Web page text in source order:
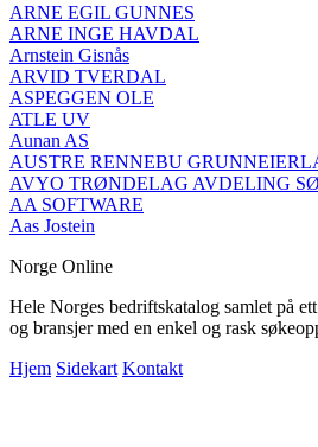
ARNE EGIL GUNNES
ARNE INGE HAVDAL
Arnstein Gisnås
ARVID TVERDAL
ASPEGGEN OLE
ATLE UV
Aunan AS
AUSTRE RENNEBU
AVYO TRØNDELAG AVDELING
AA SOFTWARE
Aas Jostein
Norge Online
Hele Norges bedriftskatalog samlet på
og bransjer med en enkel og rask
Hjem Sidekart Kontakt